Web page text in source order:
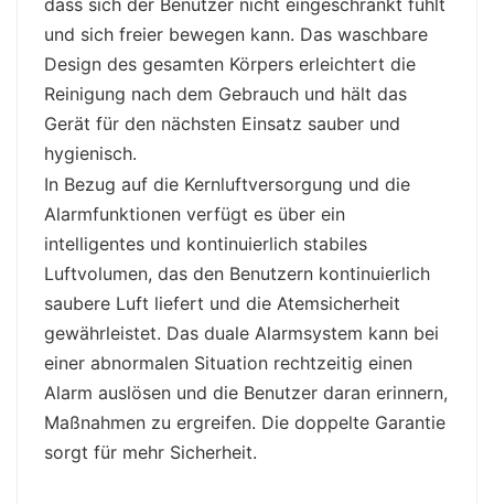
und sich freier bewegen kann. Das waschbare
Design des gesamten Körpers erleichtert die
Reinigung nach dem Gebrauch und hält das
Gerät für den nächsten Einsatz sauber und
hygienisch.
In Bezug auf die Kernluftversorgung und die
Alarmfunktionen verfügt es über ein
intelligentes und kontinuierlich stabiles
Luftvolumen, das den Benutzern kontinuierlich
saubere Luft liefert und die Atemsicherheit
gewährleistet. Das duale Alarmsystem kann bei
einer abnormalen Situation rechtzeitig einen
Alarm auslösen und die Benutzer daran erinnern,
Maßnahmen zu ergreifen. Die doppelte Garantie
sorgt für mehr Sicherheit.